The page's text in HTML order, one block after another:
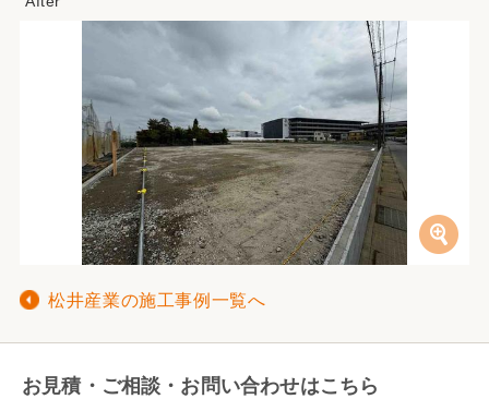
松井産業の施工事例一覧へ
お見積・ご相談・お問い合わせはこちら